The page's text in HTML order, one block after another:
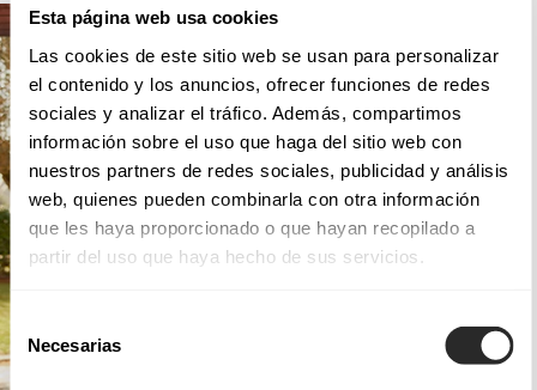
Esta página web usa cookies
Las cookies de este sitio web se usan para personalizar
el contenido y los anuncios, ofrecer funciones de redes
sociales y analizar el tráfico. Además, compartimos
información sobre el uso que haga del sitio web con
nuestros partners de redes sociales, publicidad y análisis
web, quienes pueden combinarla con otra información
que les haya proporcionado o que hayan recopilado a
partir del uso que haya hecho de sus servicios.
de
consentimiento
Necesarias